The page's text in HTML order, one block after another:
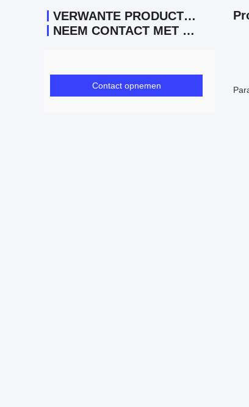
VERWANTE PRODUCTEN
NEEM CONTACT MET ONS OP
Contact opnemen